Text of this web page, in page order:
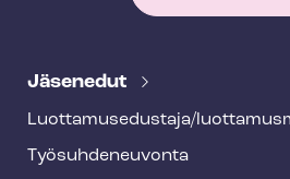
e
f
Jäsenedut
Luot­ta­muse­dus­ta­ja/
Työ­suh­de­neu­von­ta